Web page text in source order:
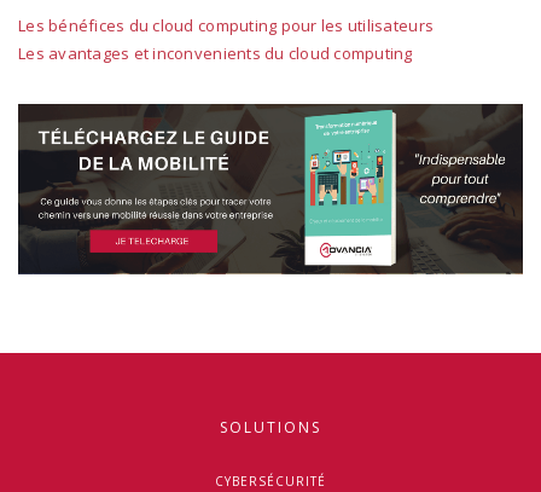
Les bénéfices du cloud computing pour les utilisateurs
Les avantages et inconvenients du cloud computing
SOLUTIONS
CYBERSÉCURITÉ